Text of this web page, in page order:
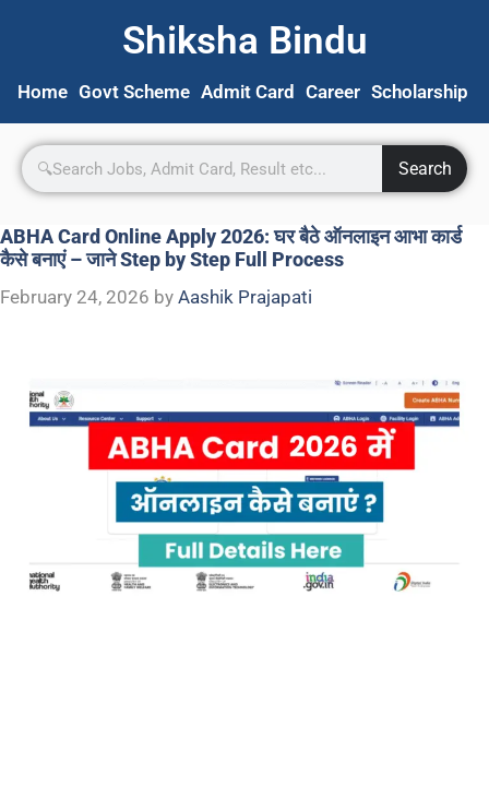
Shiksha Bindu
Home Govt Scheme Admit Card Career Scholarship
Search
ABHA Card Online Apply 2026: घर बैठे ऑनलाइन आभा कार्ड
कैसे बनाएं – जाने Step by Step Full Process
February 24, 2026 by Aashik Prajapati